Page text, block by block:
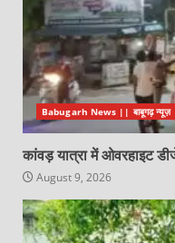
Babugarh News || बाबूगढ़ न्यूज़
कांवड़ यात्रा में ओवरहाइट
August 9, 2026